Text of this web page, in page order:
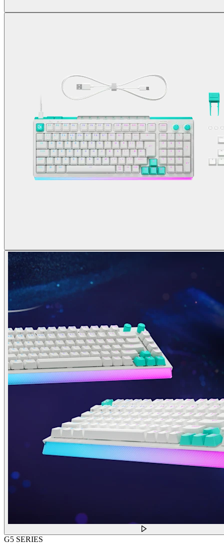
G5 SERIES